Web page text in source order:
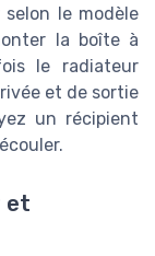
le modèle
la boîte à
le radiateur
et de sortie
un récipient
et